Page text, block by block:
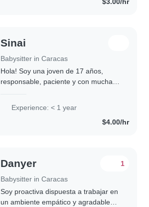
$3.00/hr
Sinai
Babysitter in Caracas
Hola! Soy una joven de 17 años,
responsable, paciente y con mucha
seguro, divertido y de confianza
Experience: < 1 year
$4.00/hr
Danyer
Babysitter in Caracas
1
Soy proactiva dispuesta a trabajar en
un ambiente empático y agradable